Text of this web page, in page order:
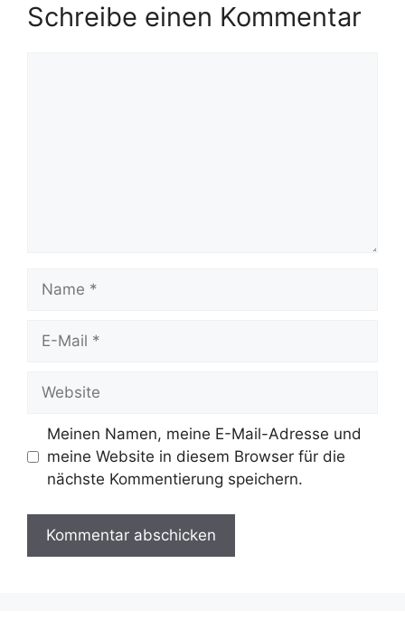
Schreibe einen Kommentar
Meinen Namen, meine E-Mail-Adresse und
meine Website in diesem Browser für die
nächste Kommentierung speichern.